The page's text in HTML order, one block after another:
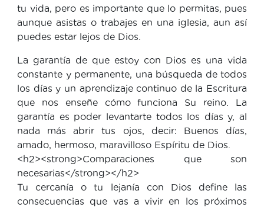
tu vida, pero es importante que lo permitas, pues
aunque asistas o trabajes en una iglesia, aun así
puedes estar lejos de Dios.
La garantía de que estoy con Dios es una vida
constante y permanente, una búsqueda de todos
los días y un aprendizaje continuo de la Escritura
que nos enseñe cómo funciona Su reino. La
garantía es poder levantarte todos los días y, al
nada más abrir tus ojos, decir: Buenos días,
amado, hermoso, maravilloso Espíritu de Dios.
<h2><strong>Comparaciones que son
necesarias</strong></h2>
Tu cercanía o tu lejanía con Dios define las
consecuencias que vas a vivir en los próximos